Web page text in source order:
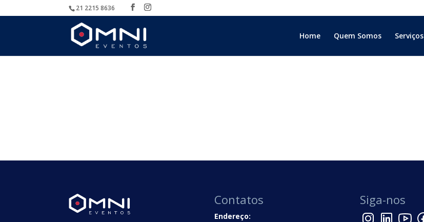
21 2215 8636
Home Quem Somos Serviços
Contatos
Endereço:
Siga-nos